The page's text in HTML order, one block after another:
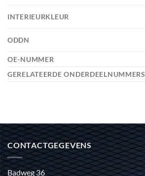
INTERIEURKLEUR
ODDN
OE-NUMMER
GERELATEERDE ONDERDEELNUMMERS
CONTACTGEGEVENS
Badweg 36